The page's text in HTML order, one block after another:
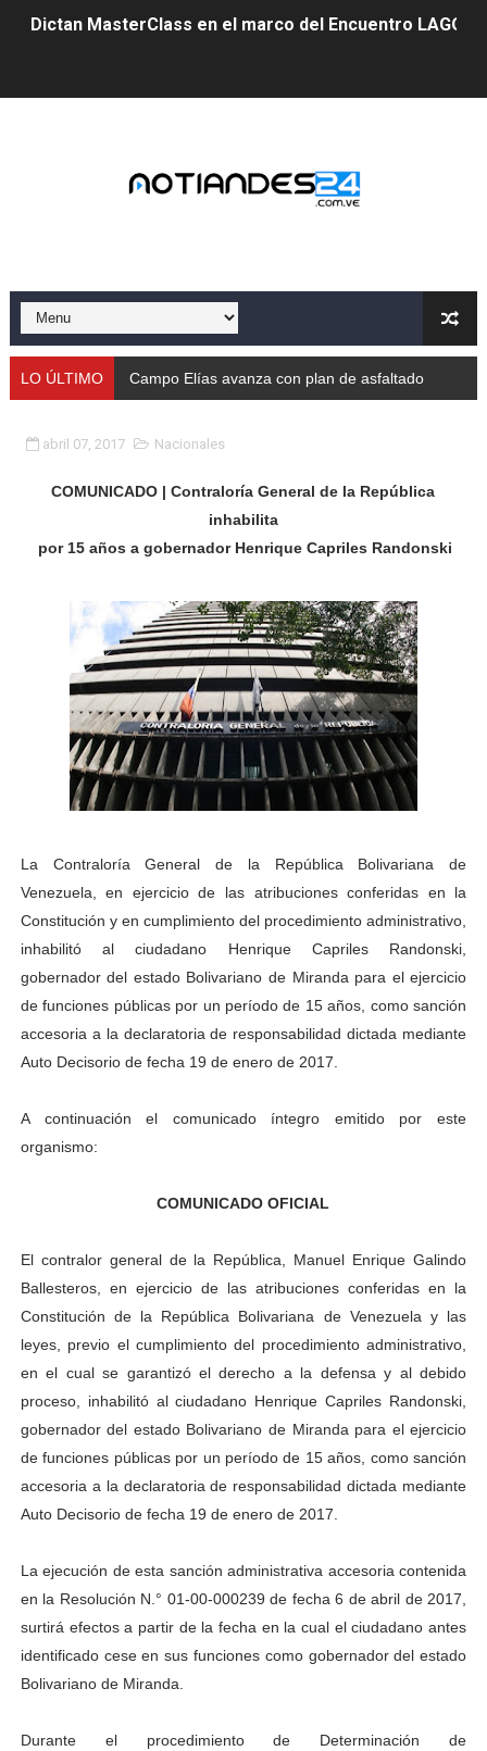
Dictan MasterClass en el marco del Encuentro LAGO
Gobernador Arnaldo Sánchez apadrina a más de 993
Mérida fortalece su reserva deportiva de cara a
Gobernación de Mérida instalará mesa de trabajo con
Gobierno bolivariano avanza en la transformación del
Niños merideños aprenden sobre gaita de tambora
Hospital universitario muestra sus avances en visita
Instituto Nacional de Nutrición celebra Semana
Gobernación de Mérida fortalece el desarrollo
Corposalud inició talleres para aspirantes al curso de
Fortalecen formación académica de médicos en
Fortaleciendo la economía comunal en El Vigía con
Campo Elías consolida plan de bacheo en el sector La
Fundecem inició con éxito el taller vacacional de
El Lactario del Iahula celebra la Semana Mundial de la
Plan Vacacional "Venezuela Ríe 2026" brinda
Mincomunas impulsa el autogobierno en Mérida con
Expertos inspeccionan espacios del OAN para la
LO ÚLTIMO Campo Elías avanza con plan de asfaltado
abril 07, 2017 Nacionales
COMUNICADO | Contraloría General de la República
inhabilita
por 15 años a gobernador Henrique Capriles Randonski
La Contraloría General de la República Bolivariana de
Venezuela, en ejercicio de las atribuciones conferidas en la
Constitución y en cumplimiento del procedimiento administrativo,
inhabilitó al ciudadano Henrique Capriles Randonski,
gobernador del estado Bolivariano de Miranda para el ejercicio
de funciones públicas por un período de 15 años, como sanción
accesoria a la declaratoria de responsabilidad dictada mediante
Auto Decisorio de fecha 19 de enero de 2017.
A continuación el comunicado íntegro emitido por este
organismo:
COMUNICADO OFICIAL
El contralor general de la República, Manuel Enrique Galindo
Ballesteros, en ejercicio de las atribuciones conferidas en la
Constitución de la República Bolivariana de Venezuela y las
leyes, previo el cumplimiento del procedimiento administrativo,
en el cual se garantizó el derecho a la defensa y al debido
proceso, inhabilitó al ciudadano Henrique Capriles Randonski,
gobernador del estado Bolivariano de Miranda para el ejercicio
de funciones públicas por un período de 15 años, como sanción
accesoria a la declaratoria de responsabilidad dictada mediante
Auto Decisorio de fecha 19 de enero de 2017.
La ejecución de esta sanción administrativa accesoria contenida
en la Resolución N.° 01-00-000239 de fecha 6 de abril de 2017,
surtirá efectos a partir de la fecha en la cual el ciudadano antes
identificado cese en sus funciones como gobernador del estado
Bolivariano de Miranda.
Durante el procedimiento de Determinación de